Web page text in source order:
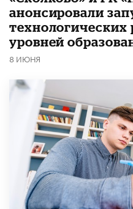
анонсировали
технологических
уровней
8 ИЮНЯ